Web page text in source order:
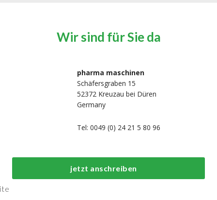
Wir sind für Sie da
pharma maschinen
Schäfersgraben 15
52372 Kreuzau bei Düren
Germany
Tel: 0049 (0) 24 21 5 80 96
jetzt anschreiben
Top-Prozess- und
Herstellungsmaschinen